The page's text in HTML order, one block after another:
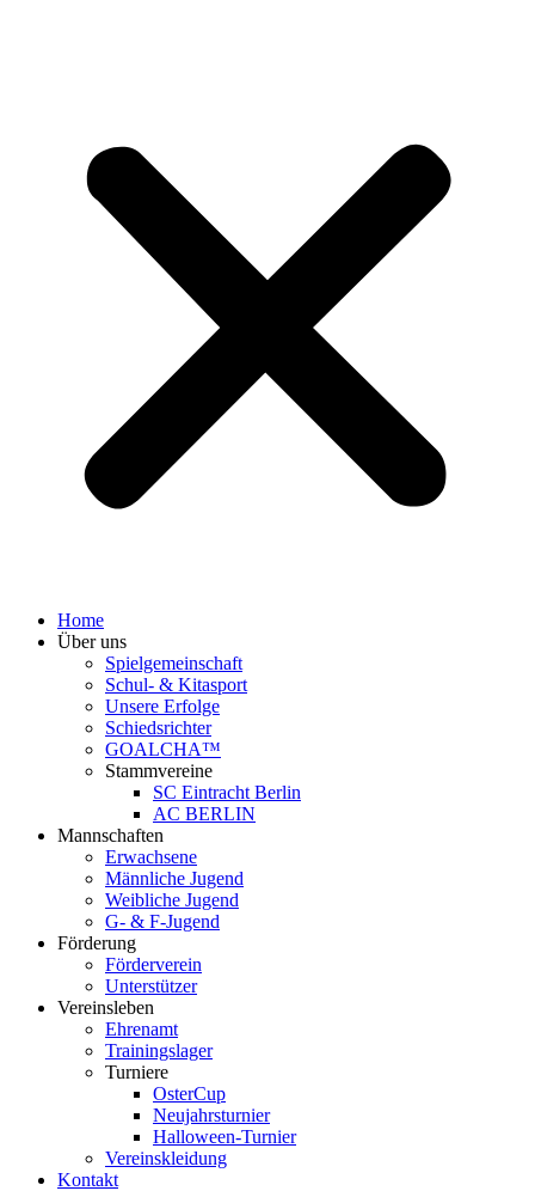
Home
Über uns
Spielgemeinschaft
Schul- & Kitasport
Unsere Erfolge
Schiedsrichter
GOALCHA™
Stammvereine
SC Eintracht Berlin
AC BERLIN
Mannschaften
Erwachsene
Männliche Jugend
Weibliche Jugend
G- & F‑Jugend
Förderung
Förderverein
Unterstützer
Vereinsleben
Ehrenamt
Trainingslager
Turniere
OsterCup
Neujahrsturnier
Halloween-Turnier
Vereinskleidung
Kontakt